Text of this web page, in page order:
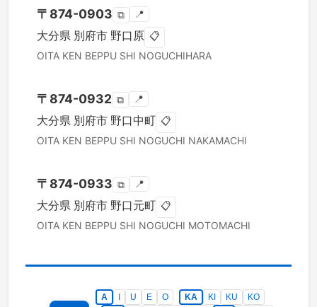
〒 874-0903 ⧉ 📍
大分県 別府市 野口原 📋
OITA KEN BEPPU SHI NOGUCHIHARA
〒 874-0932 ⧉ 📍
大分県 別府市 野口中町 📋
OITA KEN BEPPU SHI NOGUCHI NAKAMACHI
〒 874-0933 ⧉ 📍
大分県 別府市 野口元町 📋
OITA KEN BEPPU SHI NOGUCHI MOTOMACHI
A U E O KA KI KU
KO